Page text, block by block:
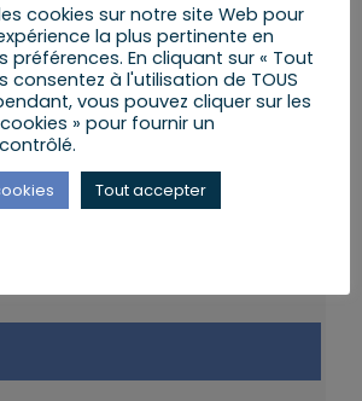
cookies sur notre site Web pour
la plus pertinente en
préférences. En cliquant sur « Tout
consentez à l'utilisation de TOUS
vous pouvez cliquer sur les
» pour fournir un
Tout accepter